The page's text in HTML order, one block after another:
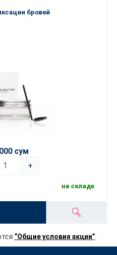
бровей
сум
+
на складе
“Общие условия акции”.